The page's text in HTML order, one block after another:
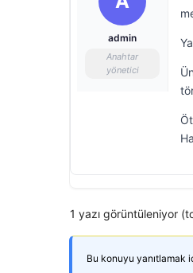
admin
Anahtar
yönetici
1 yazı görüntüleniyor
Bu konuyu yanıtlamak